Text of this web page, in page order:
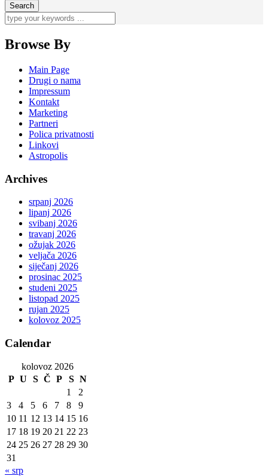
Browse By
Main Page
Drugi o nama
Impressum
Kontakt
Marketing
Partneri
Polica privatnosti
Linkovi
Astropolis
Archives
srpanj 2026
lipanj 2026
svibanj 2026
travanj 2026
ožujak 2026
veljača 2026
siječanj 2026
prosinac 2025
studeni 2025
listopad 2025
rujan 2025
kolovoz 2025
Calendar
kolovoz 2026
P U S Č P S N
1
2
3
4 5 6 7 8
9
10 11 12 13 14 15 16
17 18 19 20 21 22 23
24 25 26 27 28 29 30
31
« srp